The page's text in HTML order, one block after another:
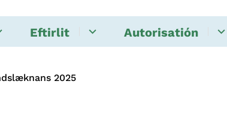
Eftirlit Autorisatión
2025